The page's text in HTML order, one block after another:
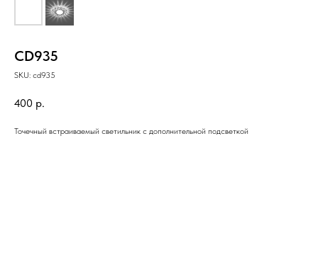
CD935
SKU: cd935
400 р.
Точечный встраиваемый светильник с дополнительной подсветкой